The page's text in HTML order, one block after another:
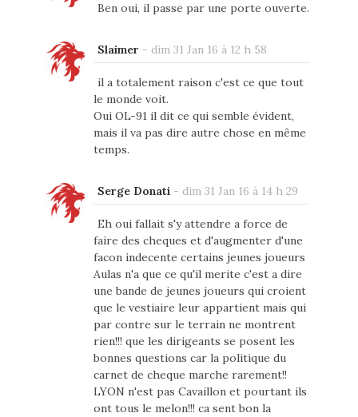
Ben oui, il passe par une porte ouverte.
Slaimer - dim 31 Jan 16 à 12 h 58
il a totalement raison c'est ce que tout
le monde voit.
Oui OL-91 il dit ce qui semble évident,
mais il va pas dire autre chose en même
temps.
Serge Donati- dim 31 Jan 16 à 14 h 29
Eh oui fallait s'y attendre a force de
faire des cheques et d'augmenter d'une
facon indecente certains jeunes joueurs
Aulas n'a que ce qu'il merite c'est a dire
une bande de jeunes joueurs qui croient
que le vestiaire leur appartient mais qui
par contre sur le terrain ne montrent
rien!!! que les dirigeants se posent les
bonnes questions car la politique du
carnet de cheque marche rarement!!
LYON n'est pas Cavaillon et pourtant ils
ont tous le melon!!! ca sent bon la